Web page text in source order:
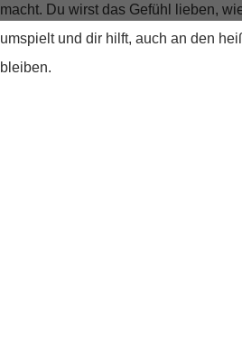
macht. Du wirst das Gefühl lieben,
umspielt und dir hilft, auch an den
bleiben.